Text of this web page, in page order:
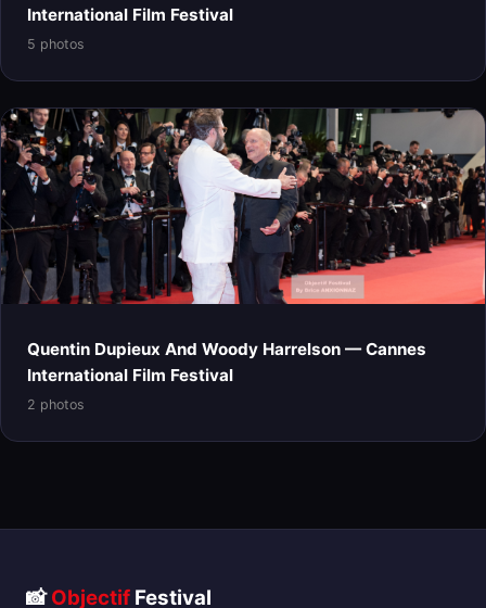
International Film Festival
5 photos
Quentin Dupieux And Woody Harrelson — Cannes
International Film Festival
2 photos
📸Objectif Festival